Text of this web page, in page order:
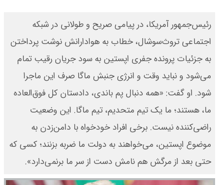
رئیس‌جمهور آمریکا، در پیامی صریح و طولانی در شبکه
اجتماعی تروث‌سوشال، خطاب به هوادارانش نوشت‌ پرداختن
به جزئیات پرونده جفری اپستین به سود جریان رقیب تمام
می‌شود و نباید وقت و انرژی جنبش ماگا صرف این ماجرا
شود. او گفت: «همه دنبال پم باندی، دادستان کل فوق‌العاده
ما، هستند؛ ما یک تیم متحدیم، تیم ماگا. این وضعیت
راضی‌کننده نیست. برخی افراد خودخواه با دامن‌زدن به
موضوع اپستین، می‌خواهند به دولت ما ضربه بزنند؛ کسی که
حتی بعد از مرگش هم نامش دست از سر ما برنمی‌دارد».